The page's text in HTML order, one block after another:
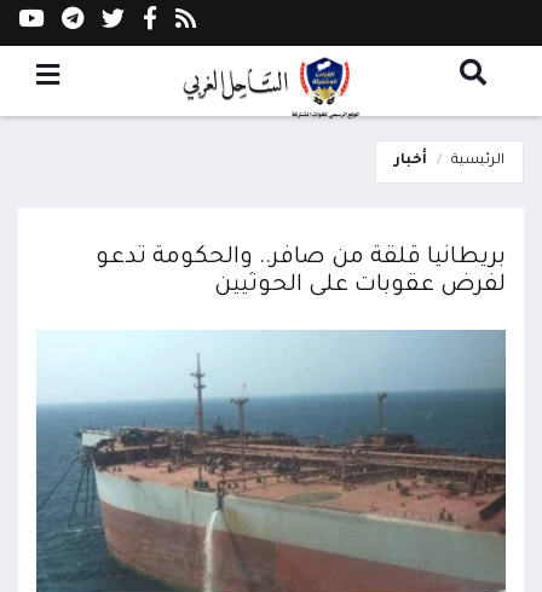
الرئيسية أخبار
بريطانيا قلقة من صافر.. والحكومة تدعو
لفرض عقوبات على الحوثيين